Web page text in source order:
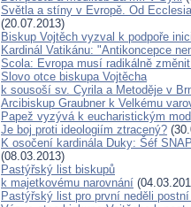
Světla a stíny v Evropě. Od
(20.07.2013)
Biskup Vojtěch vyzval k podpoře
Kardinál Vatikánu: "Antikoncepce
Scola: Evropa musí radikálně
Slovo otce biskupa Vojtěcha
k sousoší sv. Cyrila a Metoděje v
Arcibiskup Graubner k Velkému
Papež vyzývá k eucharistickým
Je boj proti ideologiím ztracený?
K osočení kardinála Duky: Šéf
(08.03.2013)
Pastýřský list biskupů
k majetkovému narovnání
Pastýřský list pro první neděli postní